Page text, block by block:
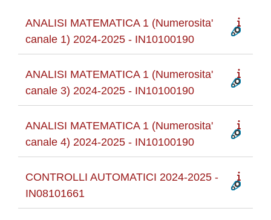
ANALISI MATEMATICA 1 (Numerosita'
canale 1) 2024-2025 - IN10100190
ANALISI MATEMATICA 1 (Numerosita'
canale 3) 2024-2025 - IN10100190
ANALISI MATEMATICA 1 (Numerosita'
canale 4) 2024-2025 - IN10100190
CONTROLLI AUTOMATICI 2024-2025 -
IN08101661